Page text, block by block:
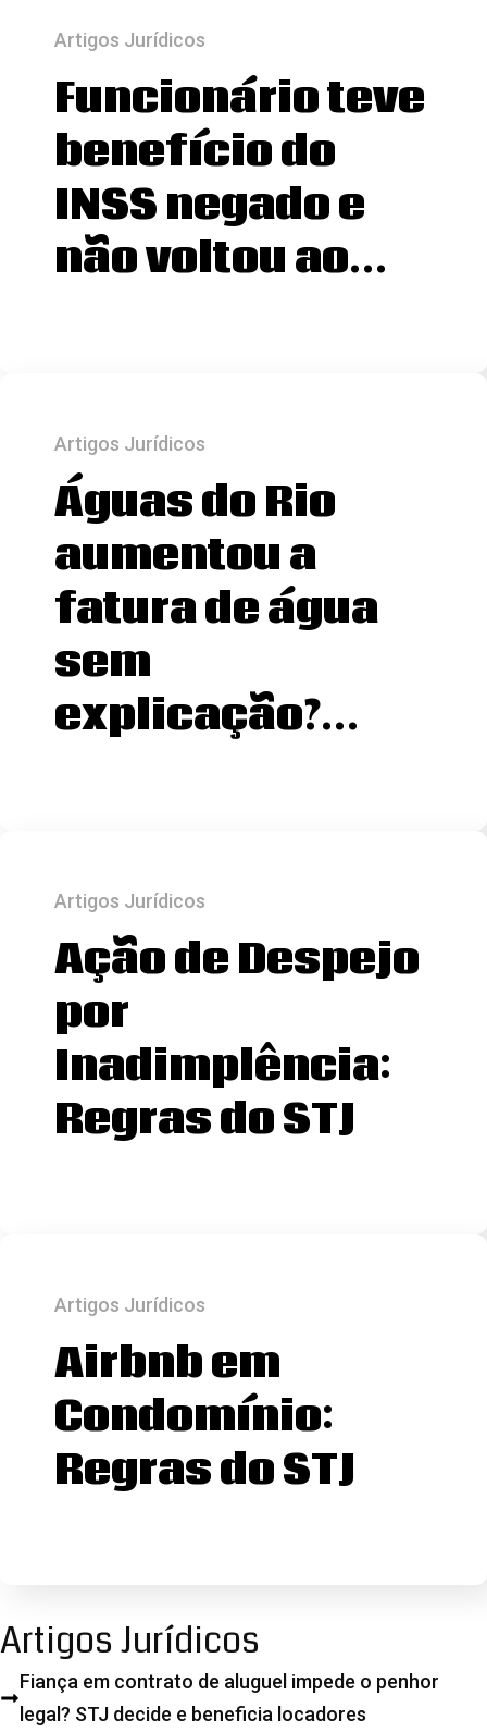
Artigos Jurídicos
Funcionário teve
benefício do
INSS negado e
não voltou ao…
Artigos Jurídicos
Águas do Rio
aumentou a
fatura de água
sem
explicação?…
Artigos Jurídicos
Ação de Despejo
por
Inadimplência:
Regras do STJ
Artigos Jurídicos
Airbnb em
Condomínio:
Regras do STJ
Artigos Jurídicos
Fiança em contrato de aluguel impede o penhor
legal? STJ decide e beneficia locadores